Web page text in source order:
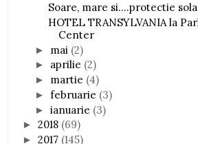
Soare, mare si....protectie
HOTEL TRANSYLVANIA la
Center
► mai (2)
► aprilie (2)
► martie (4)
►februarie (3)
►ianuarie (3)
►2018 (69)
►2017 (145)